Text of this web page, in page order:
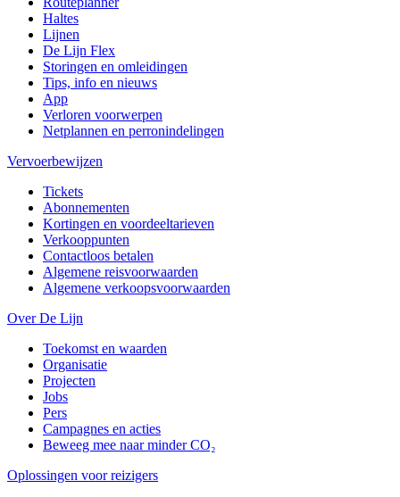
Haltes
Lijnen
De Lijn Flex
Storingen en omleidingen
Tips, info en nieuws
App
Verloren voorwerpen
Netplannen en perronindelingen
Vervoerbewijzen
Tickets
Abonnementen
Kortingen en voordeeltarieven
Verkooppunten
Contactloos betalen
Algemene reisvoorwaarden
Algemene verkoopsvoorwaarden
Over De Lijn
Toekomst en waarden
Organisatie
Projecten
Jobs
Pers
Campagnes en acties
Beweeg mee naar minder CO₂
Oplossingen voor reizigers